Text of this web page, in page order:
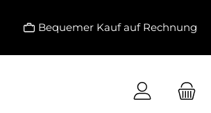
Bequemer Kauf auf Rechnung